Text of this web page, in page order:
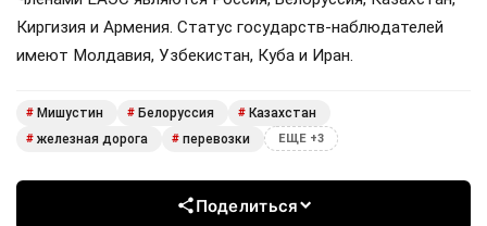
Киргизия и Армения. Статус государств-наблюдателей
имеют Молдавия, Узбекистан, Куба и Иран.
# Мишустин # Белоруссия # Казахстан
# железная дорога # перевозки ЕЩЕ +3
Поделиться